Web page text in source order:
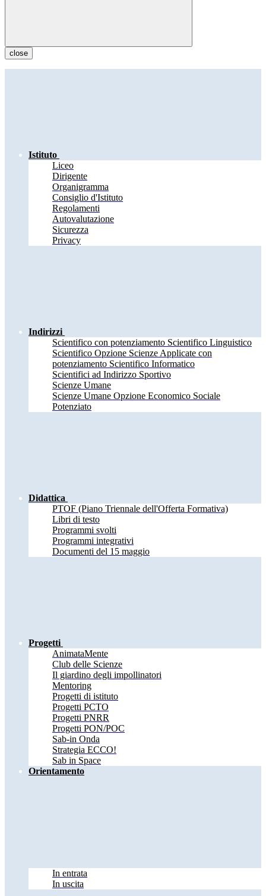
close
Istituto
Liceo
Dirigente
Organigramma
Consiglio d'Istituto
Regolamenti
Autovalutazione
Sicurezza
Privacy
Indirizzi
Scientifico con potenziamento Scientifico Linguistico
Scientifico Opzione Scienze Applicate con
potenziamento Scientifico Informatico
Scientifici ad Indirizzo Sportivo
Scienze Umane
Scienze Umane Opzione Economico Sociale
Potenziato
Didattica
PTOF (Piano Triennale dell'Offerta Formativa)
Libri di testo
Programmi svolti
Programmi integrativi
Documenti del 15 maggio
Progetti
AnimataMente
Club delle Scienze
Il giardino degli impollinatori
Mentoring
Progetti di istituto
Progetti PCTO
Progetti PNRR
Progetti PON/POC
Sab-in Onda
Strategia ECCO!
Sab in Space
Orientamento
In entrata
In uscita